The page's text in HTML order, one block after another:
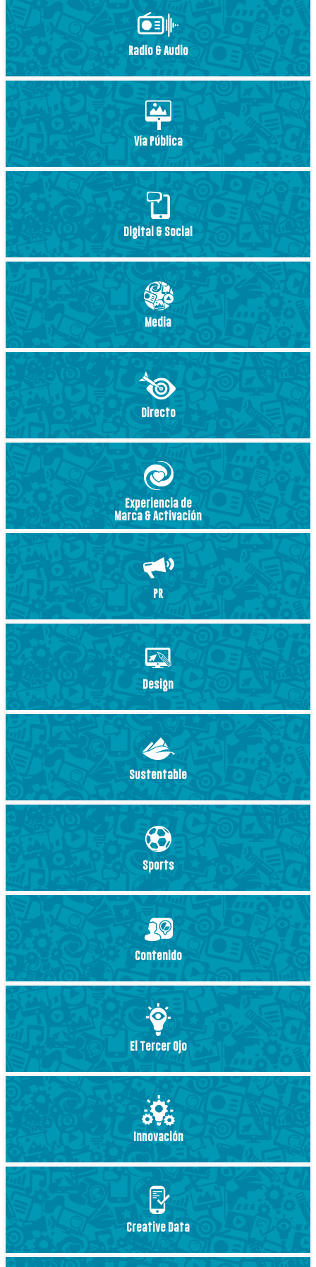
Radio & Audio
Vía Pública
Digital & Social
Media
Directo
Experiencia de
Marca & Activación
PR
Design
Sustentable
Sports
Contenido
El Tercer Ojo
Innovación
Creative Data